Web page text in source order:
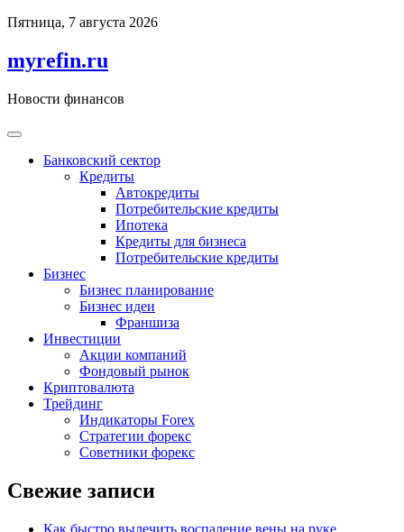
Перейти
содержимому
Пятница, 7 августа 2026
myrefin.ru
Новости финансов
Банковский сектор
Кредиты
Автокредиты
Потребительские кредиты
Ипотека
Кредиты для бизнеса
Потребительские кредиты
Бизнес
Бизнес планирование
Бизнес идеи
Франшиза
Инвестиции
Акции компаний
Фондовый рынок
Криптовалюта
Трейдинг
Индикаторы Forex
Стратегии форекс
Советники форекс
Свежие записи
Как быстро вылечить воспаление вены на руке